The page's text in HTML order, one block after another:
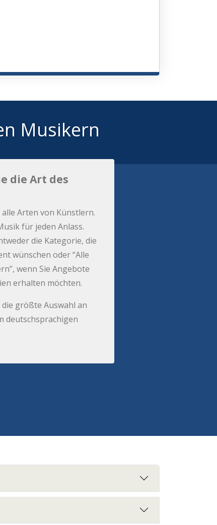
Musikern
die Art des
Arten von Künstlern.
für jeden Anlass.
die Kategorie, die
wünschen oder “Alle
wenn Sie Angebote
erhalten möchten.
die größte Auswahl an
deutschsprachigen